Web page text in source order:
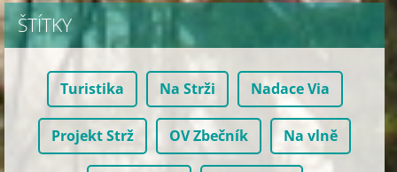
ŠTÍTKY
Turistika Na Strži Nadace Via
Projekt Strž OV Zbečník Na vlně